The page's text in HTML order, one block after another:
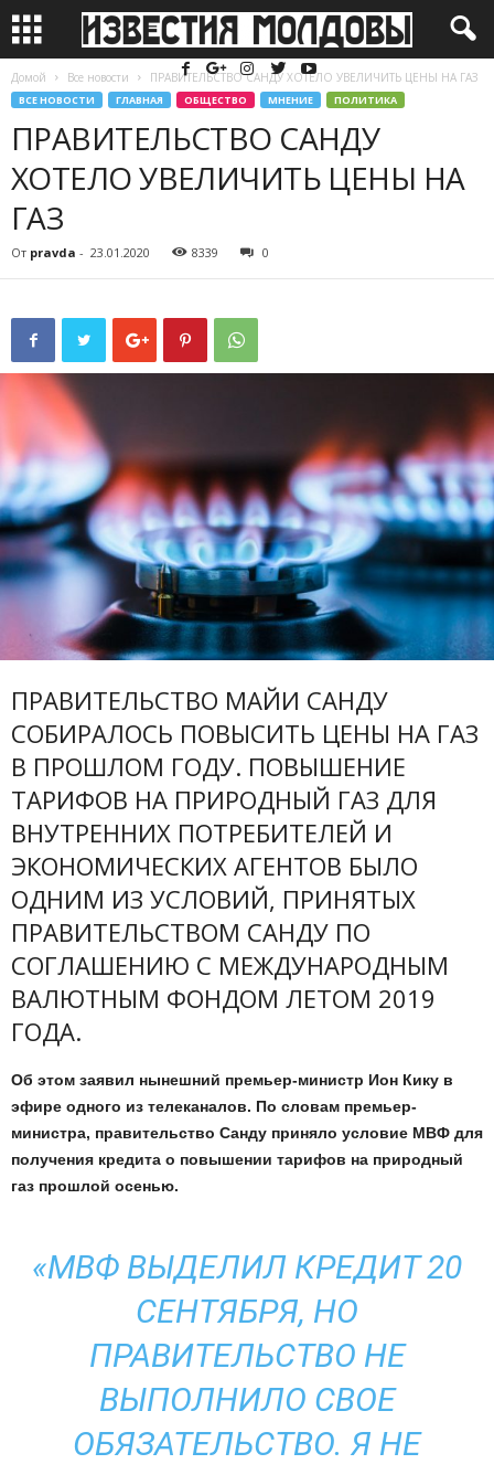
Домой Все новости ПРАВИТЕЛЬСТВО САНДУ ХОТЕЛО УВЕЛИЧИТЬ ЦЕНЫ НА ГАЗ
ВСЕ НОВОСТИ ГЛАВНАЯ ОБЩЕСТВО МНЕНИЕ ПОЛИТИКА
ПРАВИТЕЛЬСТВО САНДУ
ХОТЕЛО УВЕЛИЧИТЬ ЦЕНЫ НА
ГАЗ
От pravda - 23.01.2020 8339 0
ПРАВИТЕЛЬСТВО МАЙИ САНДУ
СОБИРАЛОСЬ ПОВЫСИТЬ ЦЕНЫ НА ГАЗ
В ПРОШЛОМ ГОДУ. ПОВЫШЕНИЕ
ТАРИФОВ НА ПРИРОДНЫЙ ГАЗ ДЛЯ
ВНУТРЕННИХ ПОТРЕБИТЕЛЕЙ И
ЭКОНОМИЧЕСКИХ АГЕНТОВ БЫЛО
ОДНИМ ИЗ УСЛОВИЙ, ПРИНЯТЫХ
ПРАВИТЕЛЬСТВОМ САНДУ ПО
СОГЛАШЕНИЮ С МЕЖДУНАРОДНЫМ
ВАЛЮТНЫМ ФОНДОМ ЛЕТОМ 2019
ГОДА.
Об этом заявил нынешний премьер-министр Ион Кику в
эфире одного из телеканалов. По словам премьер-
министра, правительство Санду приняло условие МВФ для
получения кредита о повышении тарифов на природный
газ прошлой осенью.
«МВФ ВЫДЕЛИЛ КРЕДИТ 20
СЕНТЯБРЯ, НО
ПРАВИТЕЛЬСТВО НЕ
ВЫПОЛНИЛО СВОЕ
ОБЯЗАТЕЛЬСТВО. Я НЕ